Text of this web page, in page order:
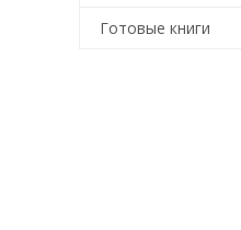
Готовые книги